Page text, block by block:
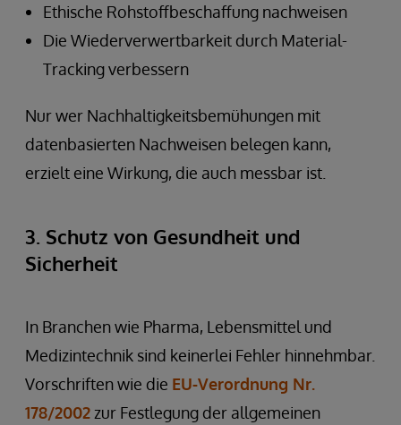
Ethische Rohstoffbeschaffung nachweisen
Die Wiederverwertbarkeit durch Material-
Tracking verbessern
Nur wer Nachhaltigkeitsbemühungen mit
datenbasierten Nachweisen belegen kann,
erzielt eine Wirkung, die auch messbar ist.
3. Schutz von Gesundheit und
Sicherheit
In Branchen wie Pharma, Lebensmittel und
Medizintechnik sind keinerlei Fehler hinnehmbar.
Vorschriften wie die EU-Verordnung Nr.
178/2002 zur Festlegung der allgemeinen